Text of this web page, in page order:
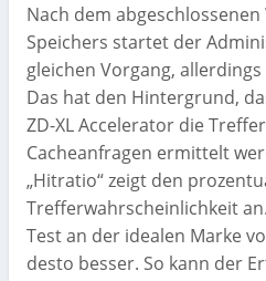
Nach dem
Speichers startet der
gleichen Vorgang,
Das hat den Hintergrund,
ZD-XL Accelerator die
Cacheanfragen ermittelt
„Hitratio“ zeigt den
Trefferwahrscheinlichkeit
Test an der idealen Marke
desto besser. So kann der